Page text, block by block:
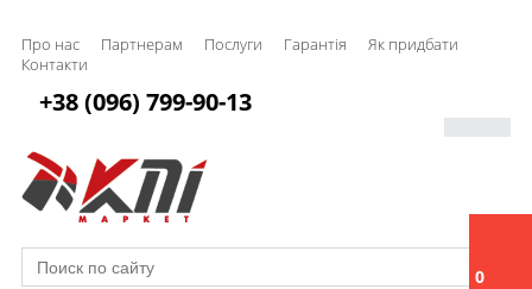
Про нас Партнерам Послуги Гарантія
Як придбати
Контакти
0
+38 (096) 799-90-13